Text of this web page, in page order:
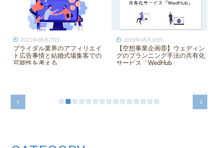
2020年06月07日
前撮りの受注率を高めるコツと
は？
2021年08月31日
【ウェディングプランナー】一
貫担当制と分業制の違いとメリ
ット・デメリット